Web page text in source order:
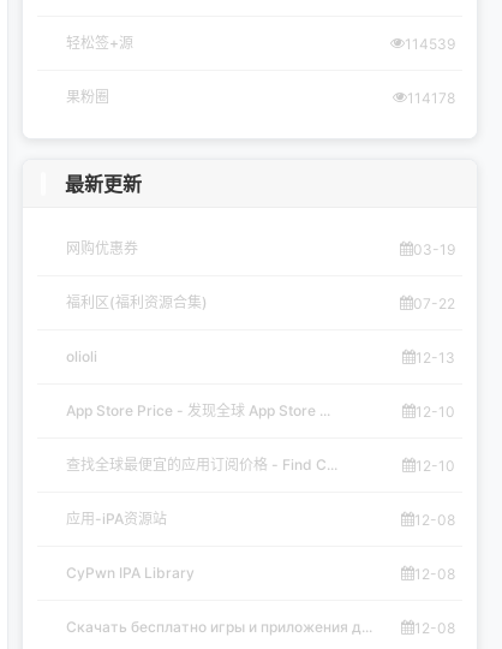
轻松签+源 114539
果粉圈 114178
最新更新
网购优惠券 03-19
福利区(福利资源合集) 07-22
olioli 12-13
App Store Price - 发现全球 App Store ... 12-10
查找全球最便宜的应用订阅价格 - Find C... 12-10
应用-iPA资源站 12-08
CyPwn IPA Library 12-08
Скачать бесплатно игры и приложения д... 12-08